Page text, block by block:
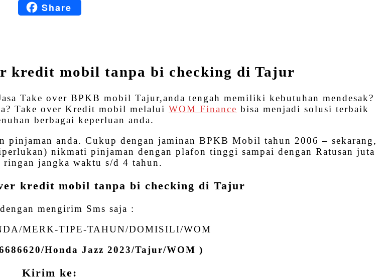
BloggerShare
kredit mobil tanpa bi checking di Tajur
Take over BPKB mobil Tajur,anda tengah memiliki kebutuhan mendesak?
Take over Kredit mobil melalui WOM Finance bisa menjadi solusi terbaik
berbagai keperluan anda.
pinjaman anda. Cukup dengan jaminan BPKB Mobil tahun 2006 – sekarang,
nikmati pinjaman dengan plafon tinggi sampai dengan Ratusan juta
ringan jangka waktu s/d 4 tahun.
kredit mobil tanpa bi checking di Tajur
mengirim Sms saja :
MERK-TIPE-TAHUN/DOMISILI/WOM
Honda Jazz 2023/Tajur/WOM )
Kirim ke: